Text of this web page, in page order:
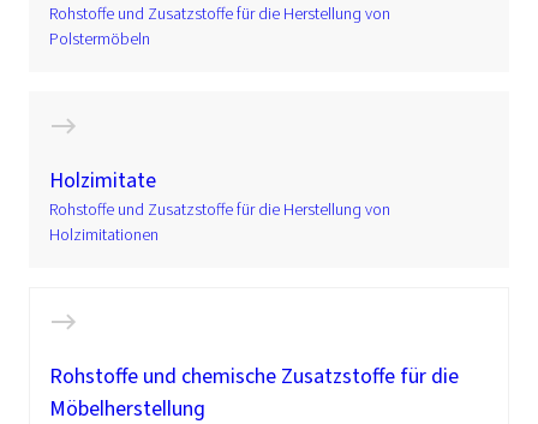
Rohstoffe und Zusatzstoffe für die Herstellung von
Polstermöbeln
Holzimitate
Rohstoffe und Zusatzstoffe für die Herstellung von
Holzimitationen
Rohstoffe und chemische Zusatzstoffe für die
Möbelherstellung